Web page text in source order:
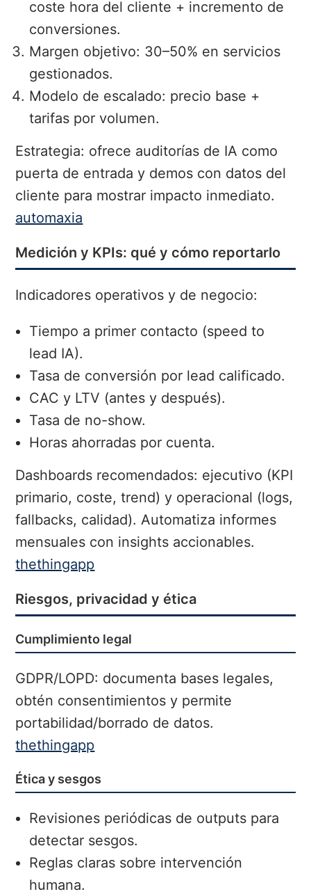
coste hora del cliente + incremento de
conversiones.
Margen objetivo: 30–50% en servicios
gestionados.
Modelo de escalado: precio base +
tarifas por volumen.
Estrategia: ofrece auditorías de IA como
puerta de entrada y demos con datos del
cliente para mostrar impacto inmediato.
automaxia
Medición y KPIs: qué y cómo reportarlo
Indicadores operativos y de negocio:
Tiempo a primer contacto (speed to
lead IA).
Tasa de conversión por lead calificado.
CAC y LTV (antes y después).
Tasa de no-show.
Horas ahorradas por cuenta.
Dashboards recomendados: ejecutivo (KPI
primario, coste, trend) y operacional (logs,
fallbacks, calidad). Automatiza informes
mensuales con insights accionables.
thethingapp
Riesgos, privacidad y ética
Cumplimiento legal
GDPR/LOPD: documenta bases legales,
obtén consentimientos y permite
portabilidad/borrado de datos.
thethingapp
Ética y sesgos
Revisiones periódicas de outputs para
detectar sesgos.
Reglas claras sobre intervención
humana.